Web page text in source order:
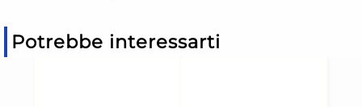
Potrebbe interessarti